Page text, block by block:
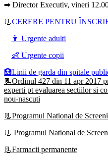
➡ Director Executiv, vineri
📃CERERE PENTRU
👩 Urgente adulti
👶 Urgente copii
🏥Linii de garda din spitale
📃Ordinul 427 din 11 apr 2017
experti pt evaluarea sectiilor si
nou-nascuti
📃Programul National de
📃 Programul National de
📃Farmacii permanente